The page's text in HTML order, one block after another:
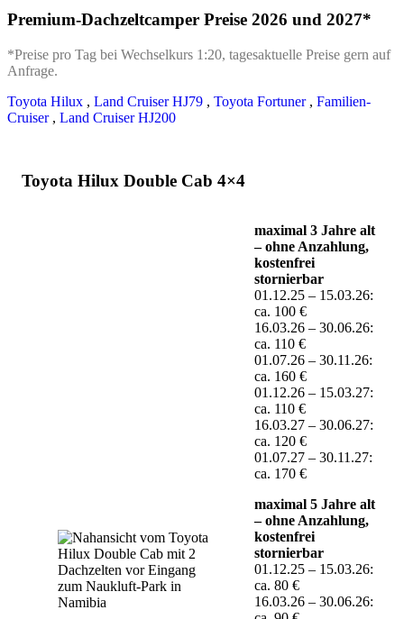
Premium-Dachzeltcamper Preise 2026 und 2027*
*Preise pro Tag bei Wechselkurs 1:20, tagesaktuelle Preise gern auf
Anfrage.
Toyota Hilux , Land Cruiser HJ79 , Toyota Fortuner, Familien-
Cruiser, Land Cruiser HJ200
Toyota Hilux Double Cab 4×4
maximal 3 Jahre alt
– ohne Anzahlung,
kostenfrei
stornierbar
01.12.25 – 15.03.26:
ca. 100 €
16.03.26 – 30.06.26:
ca. 110 €
01.07.26 – 30.11.26:
ca. 160 €
01.12.26 – 15.03.27:
ca. 110 €
16.03.27 – 30.06.27:
ca. 120 €
01.07.27 – 30.11.27:
ca. 170 €
maximal 5 Jahre alt
– ohne Anzahlung,
kostenfrei
stornierbar
01.12.25 – 15.03.26:
ca. 80 €
16.03.26 – 30.06.26: